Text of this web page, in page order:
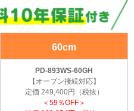
60cm
PD-893WS-60GH
【オーブン接続対応】
定価 249,400円（税抜）
＜59％OFF＞